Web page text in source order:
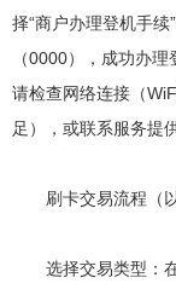
择“商户办理登机手
（0000），成功办
请检查网络连接（
足），或联系服务提
刷卡交易流程（以
选择交易类型：在